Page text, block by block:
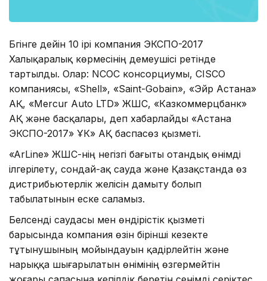
Бүгінге дейін 10 ірі компания ЭКСПО-2017
Халықаралық көрмесінің демеушісі ретінде
тартылды. Олар: NCOC консорциумы, CISCO
компаниясы, «Shell», «Saint-Gobain», «Эйр Астана»
АҚ, «Mercur Auto LTD» ЖШС, «Казкоммерцбанк»
АҚ және басқалары, деп хабарлайды «Астана
ЭКСПО-2017» ҰК» АҚ баспасөз қызметі.
«ArLine» ЖШС-нің негізгі бағыты отандық өнімді
ілгерілету, сондай-ақ сауда және Қазақстанда өз
дистрибьютерлік желісін дамыту болып
табылатынын еске саламыз.
Белсенді саудасы мен өндірістік қызметі
барысында компания өзін бірінші кезекте
тұтынушының мойындауын қадірлейтін және
нарыққа шығарылатын өнімінің өзгермейтін